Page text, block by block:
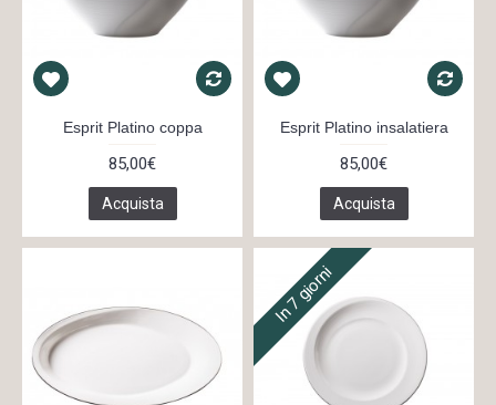
Esprit Platino coppa
85,00€
Acquista
Esprit Platino insalatiera
85,00€
Acquista
In 7 giorni